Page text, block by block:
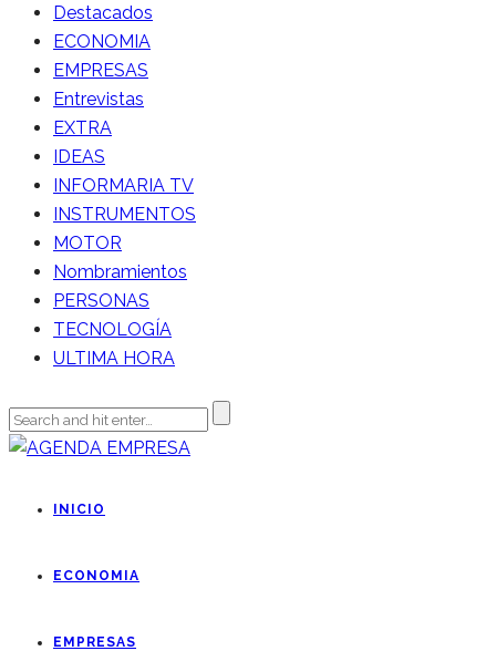
Destacados
ECONOMIA
EMPRESAS
Entrevistas
EXTRA
IDEAS
INFORMARIA TV
INSTRUMENTOS
MOTOR
Nombramientos
PERSONAS
TECNOLOGÍA
ULTIMA HORA
INICIO
ECONOMIA
EMPRESAS